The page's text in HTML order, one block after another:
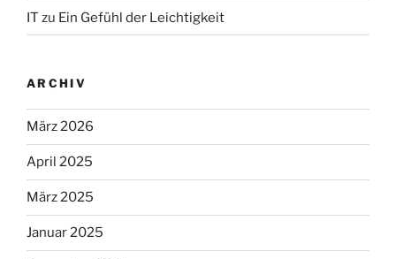
IT zu Ein Gefühl der Leichtigkeit
ARCHIV
März 2026
April 2025
März 2025
Januar 2025